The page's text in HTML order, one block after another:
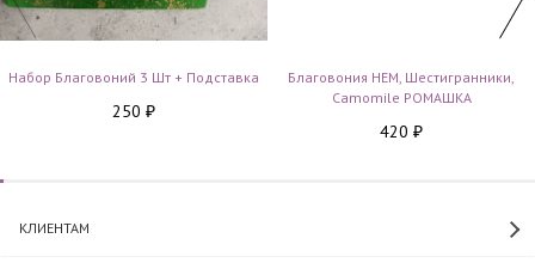
Набор Благовоний 3 Шт + Подставка
250 ₽
Благовония HEM, Шестигранники,
Camomile РОМАШКА
420 ₽
КЛИЕНТАМ